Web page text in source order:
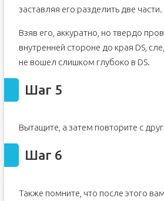
заставляя его разделить две части.
Взяв его, аккуратно, но твердо
внутренней стороне до края DS,
не вошел слишком глубоко в DS.
Шаг 5
Вытащите, а затем повторите с
Шаг 6
Также помните, что после этого